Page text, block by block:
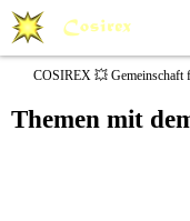
COSIREX 💥 Gemeinschaft
Themen mit